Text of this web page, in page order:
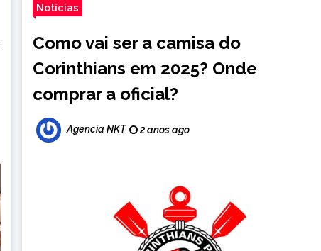
Notícias
Como vai ser a camisa do
Corinthians em 2025? Onde
comprar a oficial?
Agencia NKT 2 anos ago